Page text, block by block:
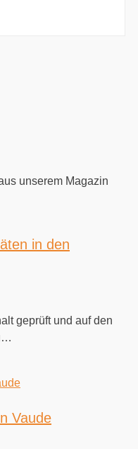
unserem Magazin
in den
geprüft und auf den
Vaude